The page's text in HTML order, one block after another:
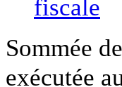
Sommée
exécutée